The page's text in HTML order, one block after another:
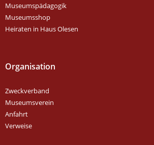
Museumspädagogik
Museumsshop
Heiraten in Haus Olesen
Organisation
Zweckverband
Museumsverein
Anfahrt
Verweise